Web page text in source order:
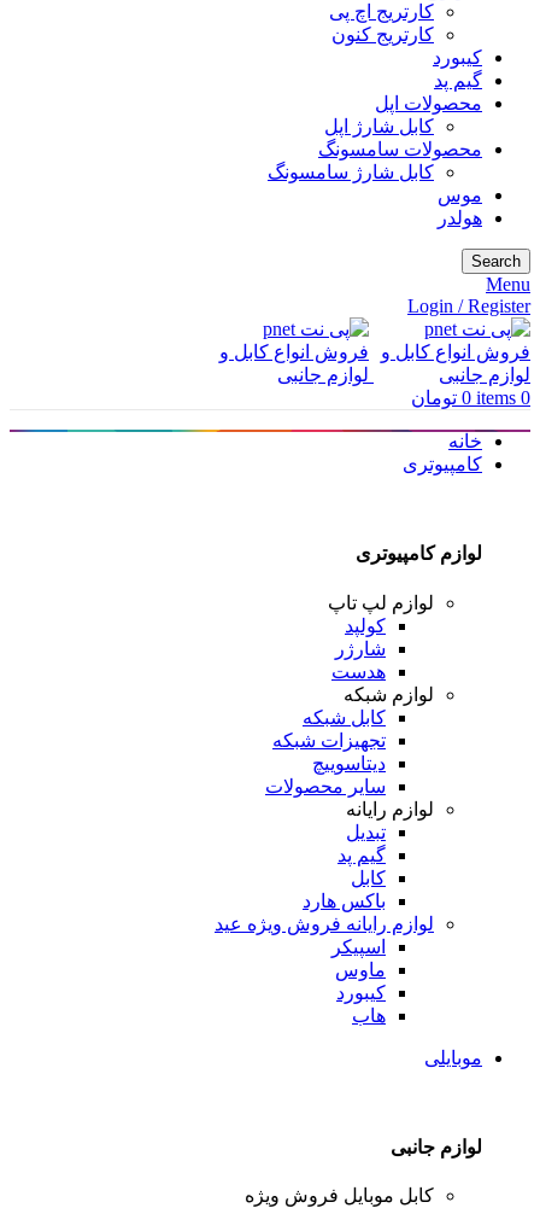
کارتریج اچ پی
کارتریج کنون
کیبورد
گیم پد
محصولات اپل
کابل شارژ اپل
محصولات سامسونگ
کابل شارژ سامسونگ
موس
هولدر
Search
Menu
Login / Register
0
items
0 تومان
خانه
کامپیوتری
لوازم کامپیوتری
لوازم لپ تاپ
کولپد
شارژر
هدست
لوازم شبکه
کابل شبکه
تجهیزات شبکه
دیتاسوییچ
سایر محصولات
لوازم رایانه
تبدیل
گیم پد
کابل
باکس هارد
لوازم رایانه فروش ویژه عید
اسپیکر
ماوس
کیبورد
هاب
موبایلی
لوازم جانبی
کابل موبایل فروش ویژه